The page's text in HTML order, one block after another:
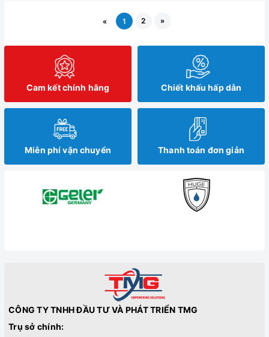
« 1 2 »
Cam kết chính hãng Chiết khấu hấp dẫn
Miễn phí vận chuyển Thanh toán đơn giản
CÔNG TY TNHH ĐẦU TƯ VÀ PHÁT TRIỂN TMG
Trụ sở chính: